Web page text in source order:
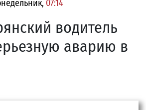
07:14
водитель
аварию в